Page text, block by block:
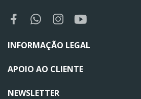
INFORMAÇÃO LEGAL
APOIO AO CLIENTE
NEWSLETTER